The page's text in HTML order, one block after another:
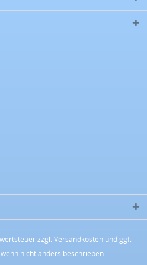
zzgl. Versandkosten und ggf.
nicht anders beschrieben